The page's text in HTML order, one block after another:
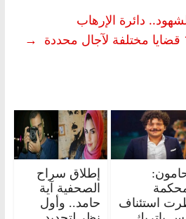
دائرة الإرهاب
→
استئناف
إطلاق سراح
الصحفية آية
حامد.. وأول